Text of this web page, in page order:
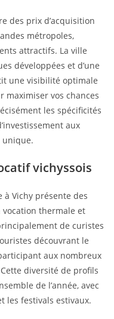
des prix d’acquisition
métropoles,
attractifs. La ville
développées et d’une
une visibilité optimale
maximiser vos chances
les spécificités
aux
unique.
vichyssois
à Vichy présente des
thermale et
de curistes
découvrant le
aux nombreux
diversité de profils
de l’année, avec
les festivals estivaux.